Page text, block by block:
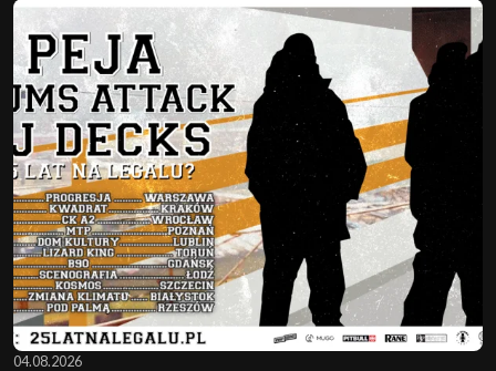
04.08.2026